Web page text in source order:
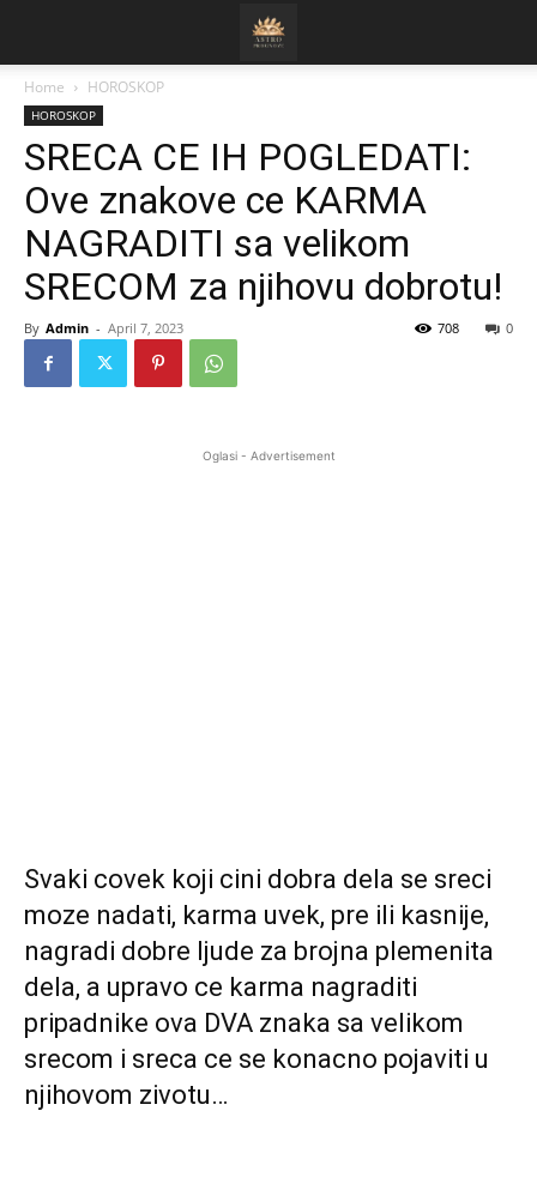
Home HOROSKOP
HOROSKOP
SRECA CE IH POGLEDATI:
Ove znakove ce KARMA
NAGRADITI sa velikom
SRECOM za njihovu dobrotu!
By Admin - April 7, 2023 0
708
Oglasi - Advertisement
Svaki covek koji cini dobra dela se sreci
moze nadati, karma uvek, pre ili kasnije,
nagradi dobre ljude za brojna plemenita
dela, a upravo ce karma nagraditi
pripadnike ova DVA znaka sa velikom
srecom i sreca ce se konacno pojaviti u
njihovom zivotu…